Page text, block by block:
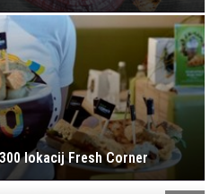
lokacij Fresh Corner